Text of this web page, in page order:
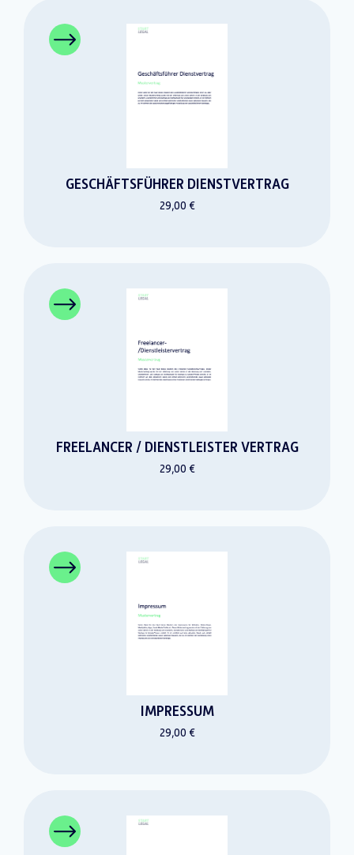
GESCHÄFTSFÜHRER DIENSTVERTRAG
29,00 €
FREELANCER / DIENSTLEISTER VERTRAG
29,00 €
IMPRESSUM
29,00 €